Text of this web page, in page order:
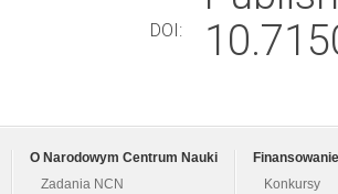
DOI:
O Narodowym Centrum Nauki
Zadania NCN
Konkursy